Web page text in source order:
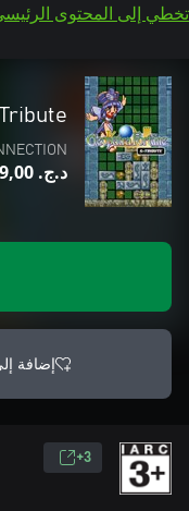
تخطي إلى المحتوى
د.ج.‏ 1.599,00
إضافة
3+